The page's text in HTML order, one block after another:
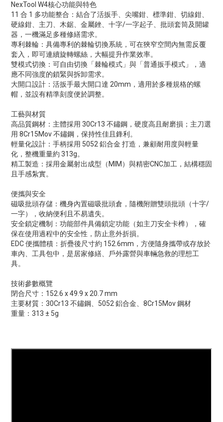
NexTool W4核心功能與特色
11 合 1 多功能整合：結合了活扳手、尖嘴鉗、標準鉗、切線鉗、
硬線鉗、主刀、木鋸、金屬銼、十字/一字起子、批頭套筒及開罐
器，一機滿足多種修繕需求。
專利棘輪：具備專利的棘輪切換系統，可在狹窄空間內無需反覆
套入，即可連續旋轉螺絲，大幅提升作業效率。
雙模式切換：可自由切換「棘輪模式」與「普通扳手模式」，適
應不同強度的鎖緊與拆卸需求。
大開口設計：活扳手最大開口達 20mm，適用於多種規格的螺
帽，並設有精準刻度便於調整。
工藝與材質
高品質鋼材：主體採用 30Cr13 不鏽鋼，硬度高且耐磨損；主刀選
用 8Cr15Mov 不鏽鋼，保持性佳且鋒利。
輕量化設計：手柄採用 5052 鋁合金 打造，兼顧耐用度與輕量
化，整機重量約 313g。
精工製造：採用金屬射出成型（MIM）與精密CNC加工，結構穩固
且手感紮實。
便攜與安全
磁吸批頭存儲：機身內置磁吸批頭倉，隨機附贈雙頭批頭（十字/
一字），收納便利且不易遺失。
安全鎖定機制：功能部件具備鎖定功能（如主刀安全卡榫），確
保在使用過程中的安全性，防止意外折損。
EDC 便攜體積：折疊後尺寸約 152.6mm，方便隨身攜帶或存放於
車內、工具包中，是居家修繕、戶外露營與車輛急救的理想工
具。
技術參數概覽
閉合尺寸：152.6 x 49.9 x 20.7 mm
主要材質：30Cr13 不鏽鋼、5052 鋁合金、8Cr15Mov 鋼材
重量：313 ± 5g